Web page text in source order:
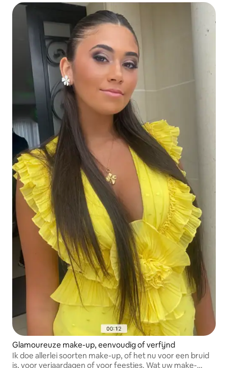
Glamoureuze make-up, eenvoudig of verfijnd
Ik doe allerlei soorten make-up, of het nu voor een bruid
is, voor verjaardagen of voor feestjes. Wat uw make-